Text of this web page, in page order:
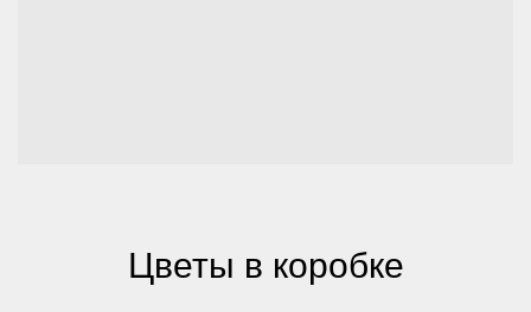
Цветы в коробке